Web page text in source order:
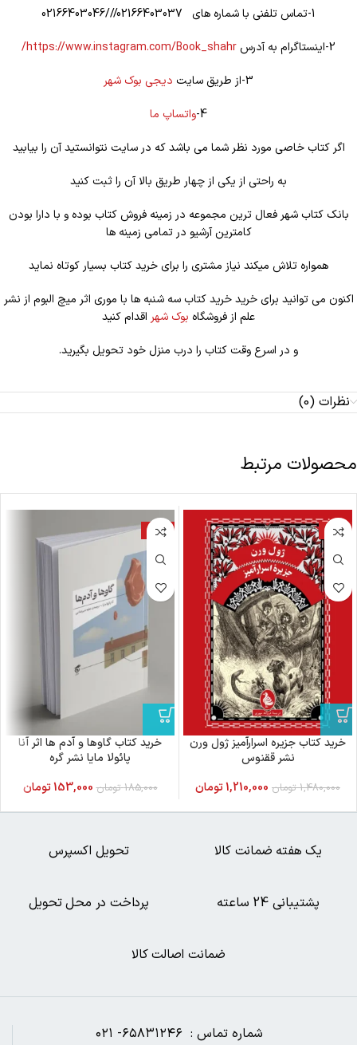
1-تماس تلفنی با شماره های 02166403037///02166403046
2-اینستاگرام به آدرس
https://www.instagram.com/Book_shahr/
3-از طریق سایت
دیجی بوک شهر
4- واتساپ ما
اگر کتاب خاصی مورد نظر شما می باشد که در سایت نتوانستید آن را بیابید
به راحتی از یکی از چهار طریق بالا آن را ثبت کنید
بانک کتاب شهر فعال ترین مجموعه در زمینه فروش کتاب بوده و با دارا بودن
کامترین آرشیو در تمامی زمینه ها
همواره تلاش میکند نیاز مشتری را برای خرید کتاب بسیار کوتاه نماید
اکنون می توانید برای خرید خرید کتاب سه شنبه ها با موری اثر میچ البوم از نشر
علم از فروشگاه بوک شهر اقدام کنید
و در اسرع وقت کتاب را درب منزل خود تحویل بگیرید.
نظرات (0)
محصولات مرتبط
-18%
خرید کتاب جزیره اسرارآمیز ژول ورن
نشر ققنوس
1,480,000 تومان 1,210,000تومان
-17%
خرید کتاب گاوها و آدم ها اثر آنا
پائولا مایا نشر گره
185,000 تومان 153,000تومان
ضمانت اصالت کالا
پرداخت در محل تحویل پشتیبانی 24 ساعته
تحویل اکسپرس یک هفته ضمانت کالا
شماره تماس : ۶۵۸۳۱۲۴۶- ۰۲۱